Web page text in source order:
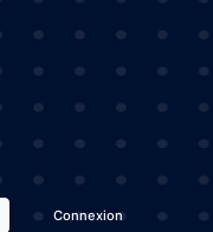
Connexion